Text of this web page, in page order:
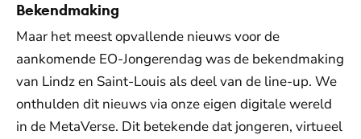
Bekendmaking
Maar het meest opvallende nieuws voor de
aankomende EO-Jongerendag was de bekendmaking
van Lindz en Saint-Louis als deel van de line-up. We
onthulden dit nieuws via onze eigen digitale wereld
in de MetaVerse. Dit betekende dat jongeren, virtueel